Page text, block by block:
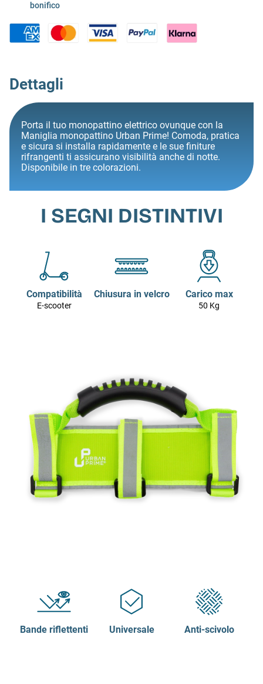
bonifico
Dettagli
Porta il tuo monopattino elettrico ovunque con la
Maniglia monopattino Urban Prime! Comoda, pratica
e sicura si installa rapidamente e le sue finiture
rifrangenti ti assicurano visibilità anche di notte.
Disponibile in tre colorazioni.
I SEGNI DISTINTIVI
Compatibilità
E-scooter
Chiusura in velcro Carico max
50 Kg
Bande riflettenti Universale Anti-scivolo